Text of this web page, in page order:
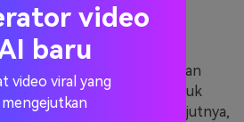
ke foto yang Anda gunakan
juga memudahkan Anda untuk
warna garis luarnya. Selanjutnya,
video
baru
video viral yang
mengejutkan